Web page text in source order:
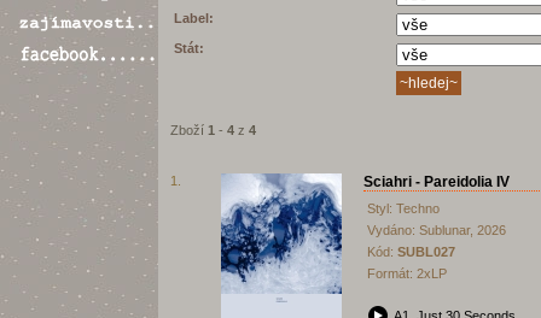
Label:
Stát:
Zboží 1 - 4 z 4
1. Sciahri - Pareidolia IV
Styl: Techno
Vydáno: Sublunar, 2026
Kód: SUBL027
Formát: 2xLP